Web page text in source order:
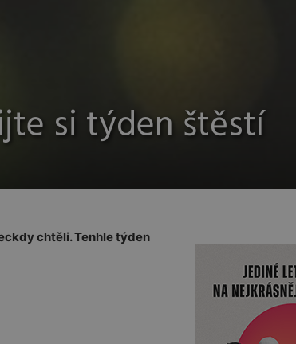
si týden štěstí
chtěli. Tenhle týden